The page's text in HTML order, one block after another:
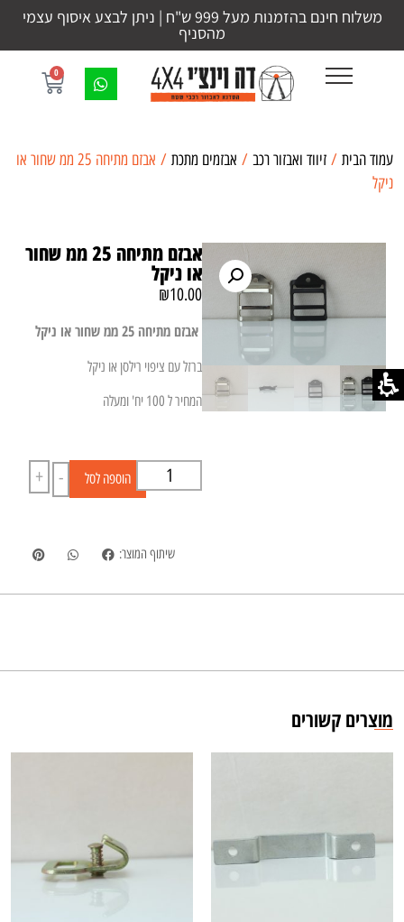
משלוח חינם בהזמנות מעל 999 ש"ח | ניתן לבצע איסוף עצמי
מהסניף
0
עמוד הבית / זיווד ואבזור רכב / אבזמים מתכת
/ אבזם מתיחה 25 ממ שחור או
ניקל
אבזם מתיחה 25 ממ שחור
או ניקל
₪10.00
אבזם מתיחה 25 ממ שחור או ניקל
ברזל עם ציפוי רילסן או ניקל
המחיר ל 100 יח' ומעלה
-
+ הוספה לסל
שיתוף המוצר:
מוצרים קשורים